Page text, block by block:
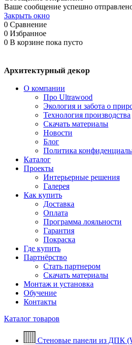
Ваше сообщение успешно
Закрыть окно
0 Сравнение
0 Избранное
0 В корзине пока пусто
Архитектурный декор
О компании
Про Ultrawood
Экология и забота о
Технология производства
Скачать материалы
Новости
Блог
Политика
Каталог
Проекты
Интерьерные решения
Галерея
Как купить
Доставка
Оплата
Программа лояльности
Гарантия
Покраска
Где купить
Партнёрство
Стать партнером
Скачать материалы
Монтаж и установка
Обучение
Контакты
Каталог товаров
Стеновые панели из ДПК